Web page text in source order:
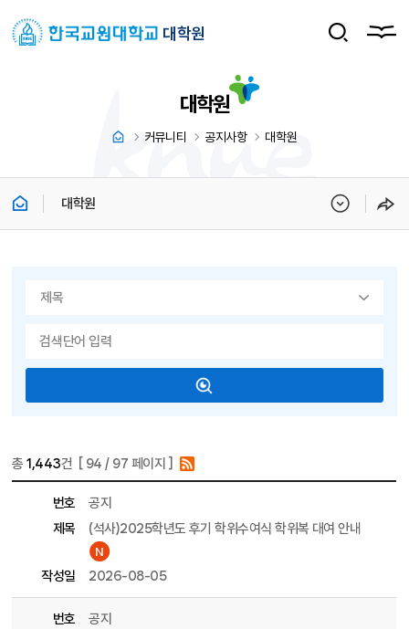
대학원
대학원
커뮤니티 공지사항 대학원
대학원
총1,443건 [ 94 / 97 페이지 ]
번호
공지
제목
(석사)2025학년도 후기 학위수여식 학위복 대여 안내
작성일 2026-08-05
번호
공지